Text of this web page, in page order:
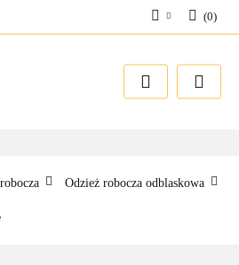
Zarejestruj się
(0)
Odzież robocza odblaskowa